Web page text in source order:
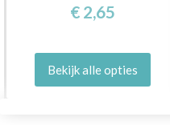
€ 2,65
Bekijk alle opties